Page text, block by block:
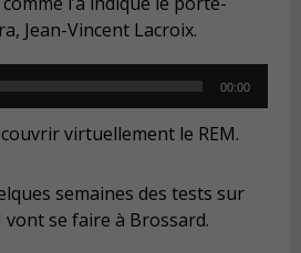
Jean-Vincent Lacroix.
00:00
virtuellement le REM.
semaines des tests sur
vont se faire à Brossard.